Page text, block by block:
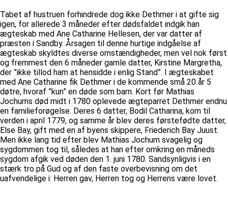
Tabet af hustruen forhindrede dog ikke Dethmer i at gifte sig
igen, for allerede 3 måneder efter dødsfaldet indgik han
ægteskab med Ane Catharine Hellesen, der var datter af
præsten i Sandby. Årsagen til denne hurtige indgåelse af
ægteskab skyldtes diverse omstændigheder, men vel nok først
og fremmest den 6 måneder gamle datter, Kirstine Margretha,
der ”ikke tillod ham at hensidde i enlig Stand”. I ægteskabet
med Ane Catharine fik Dethmer i de kommende små 20 år 5
døtre, hvoraf ”kun” en døde som barn. Kort før Mathias
Jochums død midt i 1780 oplevede ægteparret Dethmer endnu
en familieforøgelse. Deres 6 datter, Bodil Catharina, kom til
verden i april 1779, og samme år blev deres førstefødte datter,
Else Bay, gift med en af byens skippere, Friederich Bay Juust.
Men ikke lang tid efter blev Mathias Jochum svagelig og
sygdommen tog til, således at han efter omkring en måneds
sygdom afgik ved døden den 1. juni 1780. Sandsynligvis i en
stærk tro på Gud og af den faste overbevisning om det
uafvendelige i: Herren gav, Herren tog og Herrens være lovet.